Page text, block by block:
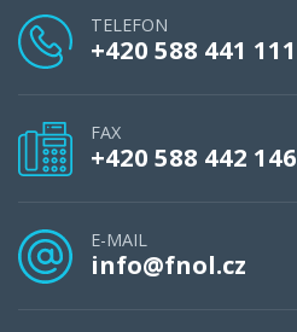
TELEFON
+420 588 441 111
FAX
+420 588 442 146
E-MAIL
info@fnol.cz